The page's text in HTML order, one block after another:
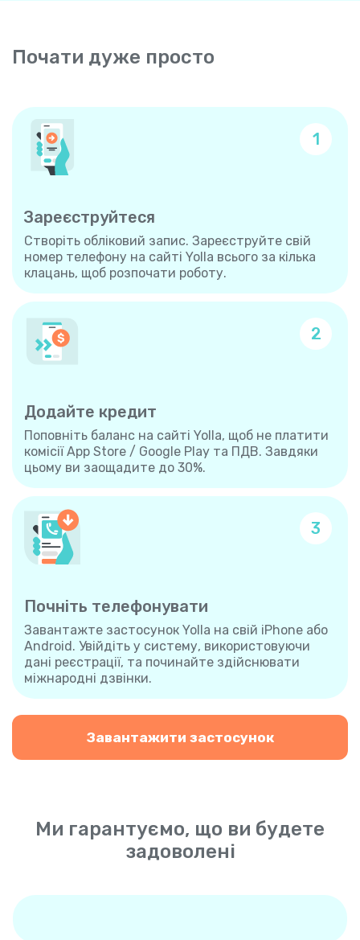
Почати дуже просто
1
Зареєструйтеся
Створіть обліковий запис. Зареєструйте свій
номер телефону на сайті Yolla всього за кілька
клацань, щоб розпочати роботу.
2
Додайте кредит
Поповніть баланс на сайті Yolla, щоб не платити
комісії App Store / Google Play та ПДВ. Завдяки
цьому ви заощадите до 30%.
3
Почніть телефонувати
Завантажте застосунок Yolla на свій iPhone або
Android. Увійдіть у систему, використовуючи
дані реєстрації, та починайте здійснювати
міжнародні дзвінки.
Завантажити застосунок
Ми гарантуємо, що ви будете
задоволені